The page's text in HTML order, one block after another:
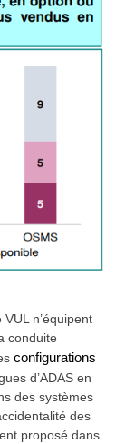
n’équipent
conduite
configurations
d’ADAS en
des systèmes
des
proposé dans